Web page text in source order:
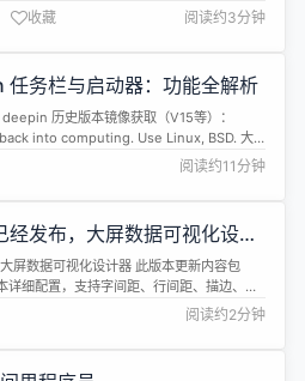
Llama3 70B 等大模型。 Codestral 在 80 多
语言的不同数据集上进行了训练，其中包括最
言，如 Python、Java、C、C++、
收藏 阅读约3分钟
任务栏与启动器：功能全解析
历史版本镜像获取（V15等）：
into computing. Use Linux, BSD. 大
产品经理面对面活动终于来了。在这个全新
理们将一一登场，为大家介绍 deepin...
阅读约11分钟
发布，大屏数据可视化设计
屏数据可视化设计器 此版本更新内容包
细配置，支持字间距、行间距、描边、对
。 支持自定义高德地图组件（需自行申请高
表组件（自定义文档请参考G2官方文档）
式） 支...
阅读约2分钟